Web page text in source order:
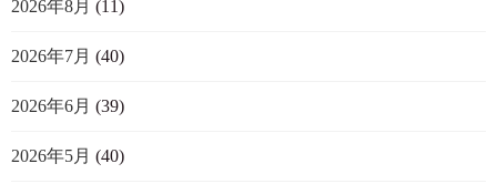
2026年8月 (11)
2026年7月 (40)
2026年6月 (39)
2026年5月 (40)